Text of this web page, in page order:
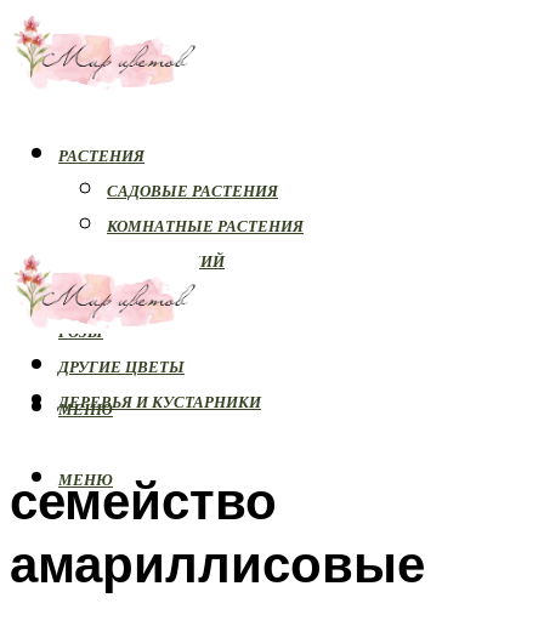
РАСТЕНИЯ
САДОВЫЕ РАСТЕНИЯ
КОМНАТНЫЕ РАСТЕНИЯ
БОЛЕЗНИ РАСТЕНИЙ
ОРХИДЕИ
РОЗЫ
ДРУГИЕ ЦВЕТЫ
ДЕРЕВЬЯ И КУСТАРНИКИ
МЕНЮ
МЕНЮ
семейство
амариллисовые